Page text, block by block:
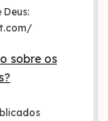
sobre os